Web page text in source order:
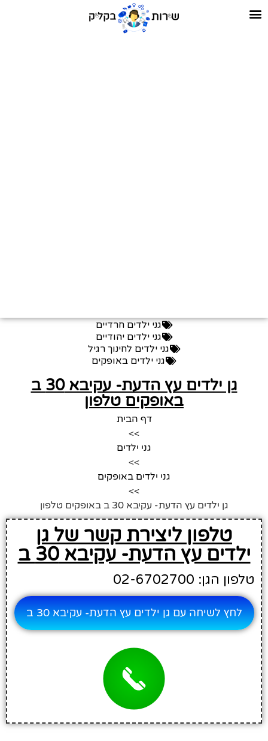
גני ילדים חרדיים
גני ילדים יהודיים
גני ילדים לחינוך רגיל
גני ילדים באופקים
גן ילדים עץ הדעת- עקיבא 30 ב
באופקים טלפון
דף הבית
>>
גני ילדים
>>
גני ילדים באופקים
>>
גן ילדים עץ הדעת- עקיבא 30 ב באופקים טלפון
טלפון ליצירת קשר של גן
ילדים עץ הדעת- עקיבא 30 ב
טלפון הגן: 02-6702700
לחץ לשיחה עם גן ילדים עץ הדעת- עקיבא 30 ב